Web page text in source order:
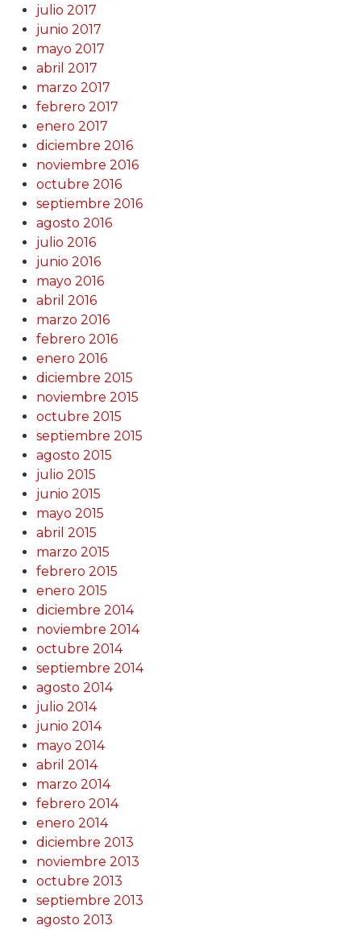
julio 2017
junio 2017
mayo 2017
abril 2017
marzo 2017
febrero 2017
enero 2017
diciembre 2016
noviembre 2016
octubre 2016
septiembre 2016
agosto 2016
julio 2016
junio 2016
mayo 2016
abril 2016
marzo 2016
febrero 2016
enero 2016
diciembre 2015
noviembre 2015
octubre 2015
septiembre 2015
agosto 2015
julio 2015
junio 2015
mayo 2015
abril 2015
marzo 2015
febrero 2015
enero 2015
diciembre 2014
noviembre 2014
octubre 2014
septiembre 2014
agosto 2014
julio 2014
junio 2014
mayo 2014
abril 2014
marzo 2014
febrero 2014
enero 2014
diciembre 2013
noviembre 2013
octubre 2013
septiembre 2013
agosto 2013